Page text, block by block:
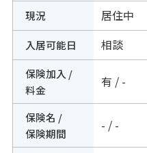
現況 居住中
入居可能日 相談
保険加入 /
料金
有 / -
保険名 /
保険期間
- / -